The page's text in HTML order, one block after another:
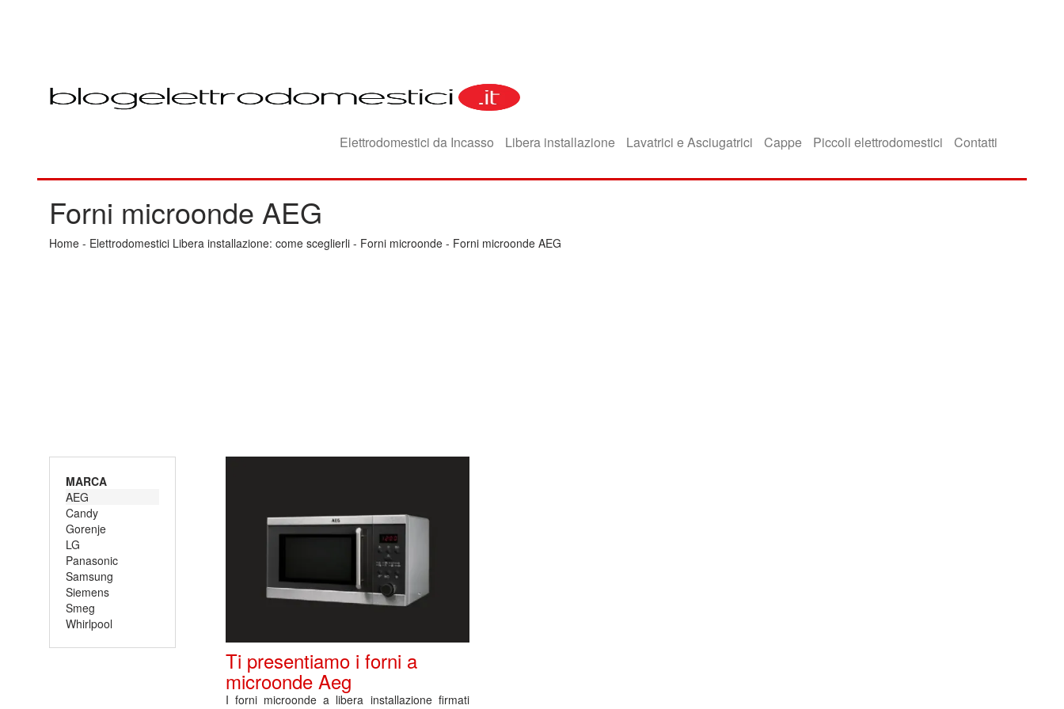
Elettrodomestici da Incasso Libera installazione Lavatrici e Asciugatrici Cappe Piccoli elettrodomestici Contatti
Forni microonde AEG
Home - Elettrodomestici Libera installazione: come sceglierli - Forni microonde - Forni microonde AEG
MARCA
AEG
Candy
Gorenje
LG
Panasonic
Samsung
Siemens
Smeg
Whirlpool
Ti presentiamo i forni a
microonde Aeg
I forni microonde a libera installazione firmati